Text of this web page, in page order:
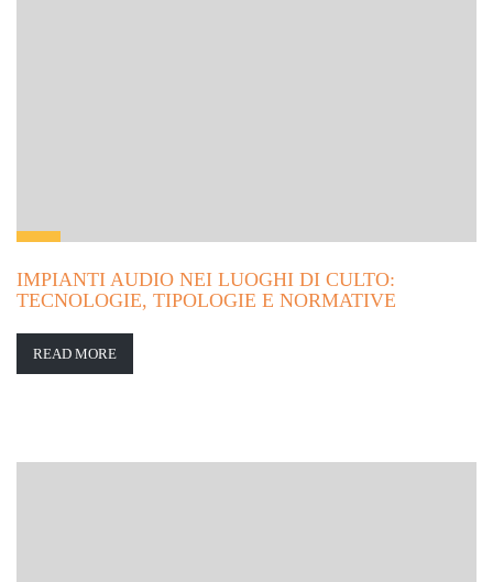
IMPIANTI AUDIO NEI LUOGHI DI CULTO:
TECNOLOGIE, TIPOLOGIE E NORMATIVE
READ MORE